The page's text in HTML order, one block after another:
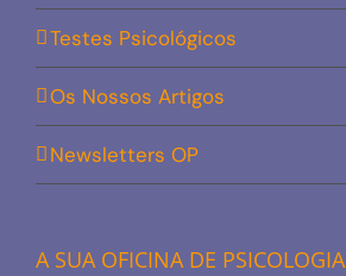
Testes Psicológicos
Os Nossos Artigos
Newsletters OP
A SUA OFICINA DE PSICOLOGIA